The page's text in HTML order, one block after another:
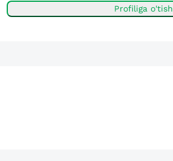
Profiliga o'tish